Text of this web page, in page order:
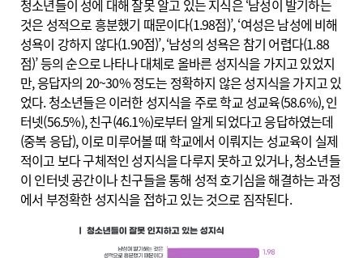
청소년들이 성에 대해 잘못 알고 있는 지식은 ‘남성이 발기하는
것은 성적으로 흥분했기 때문이다(1.98점)’, ‘여성은 남성에 비해
성욕이 강하지 않다(1.90점)’, ‘남성의 성욕은 참기 어렵다(1.88
점)’ 등의 순으로 나타나 대체로 올바른 성지식을 가지고 있었지
만, 응답자의 20~30% 정도는 정확하지 않은 성지식을 가지고 있
었다. 청소년들은 이러한 성지식을 주로 학교 성교육(58.6%), 인
터넷(56.5%), 친구(46.1%)로부터 알게 되었다고 응답하였는데
(중복 응답), 이로 미루어볼 때 학교에서 이뤄지는 성교육이 실제
적이고 보다 구체적인 성지식을 다루지 못하고 있거나, 청소년들
이 인터넷 공간이나 친구들을 통해 성적 호기심을 해결하는 과정
에서 부정확한 성지식을 접하고 있는 것으로 짐작된다.